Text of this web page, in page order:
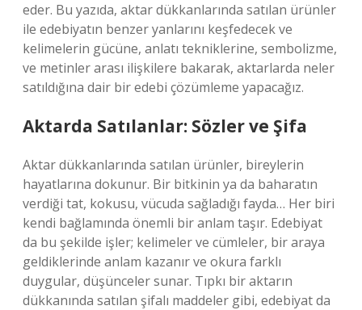
eder. Bu yazıda, aktar dükkanlarında satılan ürünler
ile edebiyatın benzer yanlarını keşfedecek ve
kelimelerin gücüne, anlatı tekniklerine, sembolizme,
ve metinler arası ilişkilere bakarak, aktarlarda neler
satıldığına dair bir edebi çözümleme yapacağız.
Aktarda Satılanlar: Sözler ve Şifa
Aktar dükkanlarında satılan ürünler, bireylerin
hayatlarına dokunur. Bir bitkinin ya da baharatın
verdiği tat, kokusu, vücuda sağladığı fayda… Her biri
kendi bağlamında önemli bir anlam taşır. Edebiyat
da bu şekilde işler; kelimeler ve cümleler, bir araya
geldiklerinde anlam kazanır ve okura farklı
duygular, düşünceler sunar. Tıpkı bir aktarın
dükkanında satılan şifalı maddeler gibi, edebiyat da